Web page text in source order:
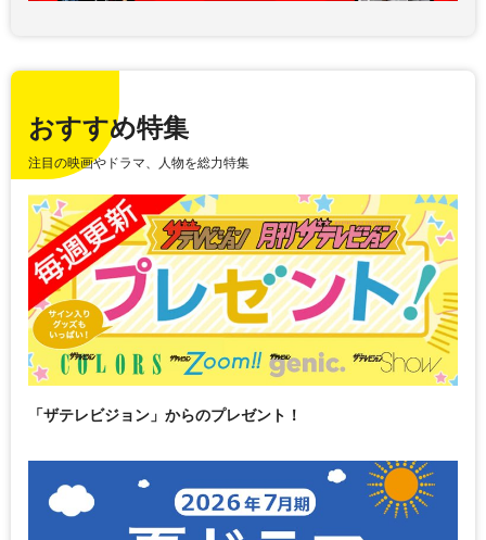
おすすめ特集
注目の映画やドラマ、人物を総力特集
「ザテレビジョン」からのプレゼント！